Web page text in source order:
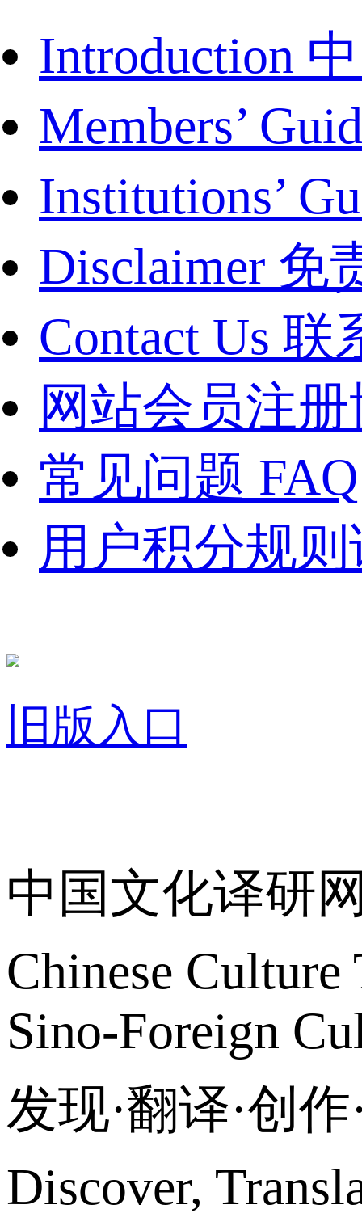
Introduction
Members’
Institutions’
Disclaimer 免
Contact Us 联
网站会员注
常见问题 FAQ
用户积分规
旧版入口
中国文化译研
Chinese
Sino-Foreign
发现·翻译·创
Discover,